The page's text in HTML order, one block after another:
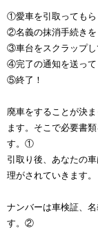
①愛車を引取ってもら
②名義の抹消手続きを
③車台をスクラップし
④完了の通知を送って
⑤終了！
廃車をすることが決
ます。そこで必要書
す。①
引取り後、あなたの
理がされていきます。
ナンバーは車検証、
す。②